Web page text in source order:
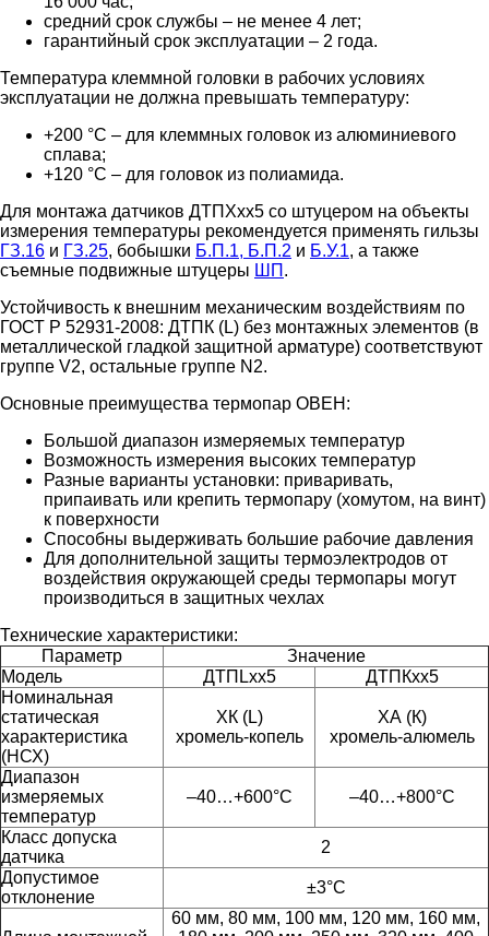
средний срок службы – не менее 4 лет;
гарантийный срок эксплуатации – 2 года.
Температура клеммной головки в рабочих условиях
эксплуатации не должна превышать температуру:
+200 °С – для клеммных головок из алюминиевого
сплава;
+120 °С – для головок из полиамида.
Для монтажа датчиков ДТПХхх5 со штуцером на объекты
измерения температуры рекомендуется применять гильзы
ГЗ.16 и ГЗ.25, бобышки Б.П.1, Б.П.2 и Б.У.1, а также
съемные подвижные штуцеры ШП .
Устойчивость к внешним механическим воздействиям по
ГОСТ Р 52931-2008: ДТПК (L) без монтажных элементов (в
металлической гладкой защитной арматуре) соответствуют
группе V2, остальные группе N2.
Основные преимущества термопар ОВЕН:
Большой диапазон измеряемых температур
Возможность измерения высоких температур
Разные варианты установки: приваривать,
припаивать или крепить термопару (хомутом, на винт)
к поверхности
Способны выдерживать большие рабочие давления
Для дополнительной защиты термоэлектродов от
воздействия окружающей среды термопары могут
производиться в защитных чехлах
Технические характеристики:
Параметр
Значение
Модель
ДТПLхх5
ДТПКхх5
Номинальная
статическая
характеристика
(НСХ)
ХК (L)
хромель-копель
ХА (К)
хромель-алюмель
Диапазон
измеряемых
температур
–40…+600°C –40…+800°C
Класс допуска
датчика
2
Допустимое
отклонение
±3°С
60 мм, 80 мм, 100 мм, 120 мм, 160 мм,